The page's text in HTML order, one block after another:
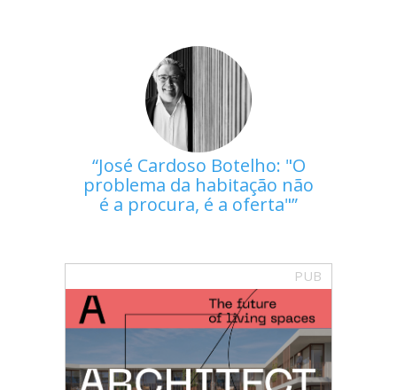
José Cardoso Botelho: "O
problema da habitação não
é a procura, é a oferta"
PUB